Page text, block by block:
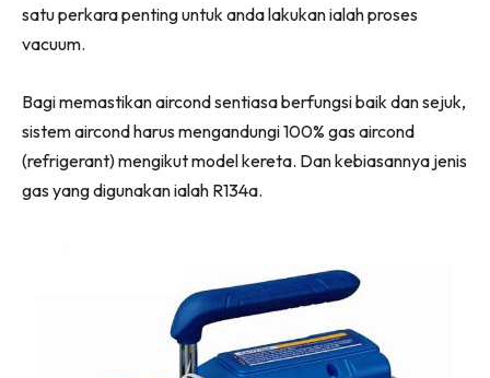
satu perkara penting untuk anda lakukan ialah proses
vacuum.
Bagi memastikan aircond sentiasa berfungsi baik dan sejuk,
sistem aircond harus mengandungi 100% gas aircond
(refrigerant) mengikut model kereta. Dan kebiasannya jenis
gas yang digunakan ialah R134a.